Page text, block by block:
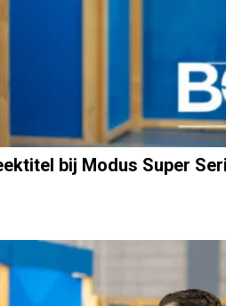
bij Modus Super